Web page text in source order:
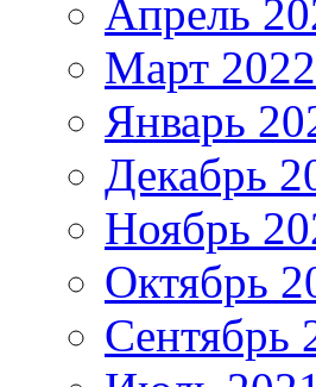
Апрель
Март 2022
Январь
Декабрь
Ноябрь
Октябрь
Сентябрь